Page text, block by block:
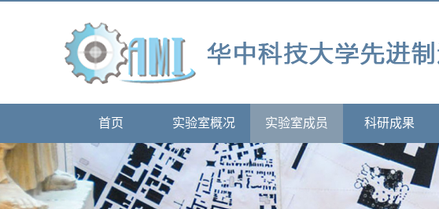
首页 实验室概况 实验室成员 科研成果